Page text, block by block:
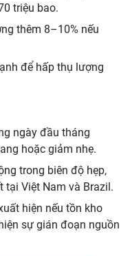
triệu bao.
thêm 8–10% nếu
để hấp thụ lượng
ngày đầu tháng
hoặc giảm nhẹ.
trong biên độ hẹp,
tại Việt Nam và Brazil.
hiện nếu tồn kho
sự gián đoạn nguồn